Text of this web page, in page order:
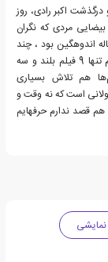
اکبر رادی، روز
۱۴۰۴ درگذشت. بهرام بیضایی مردی که نگران
اندوهگین بود ، چند
سال پیش در سالروز تولدش می‌گفت: «دهها فیلم نساخته‌ام تنها 9 فیلم بلند و سه
هم تلاش بسیاری
است که نه وقت و
قصد ندارم حرفهایم
نمایشی